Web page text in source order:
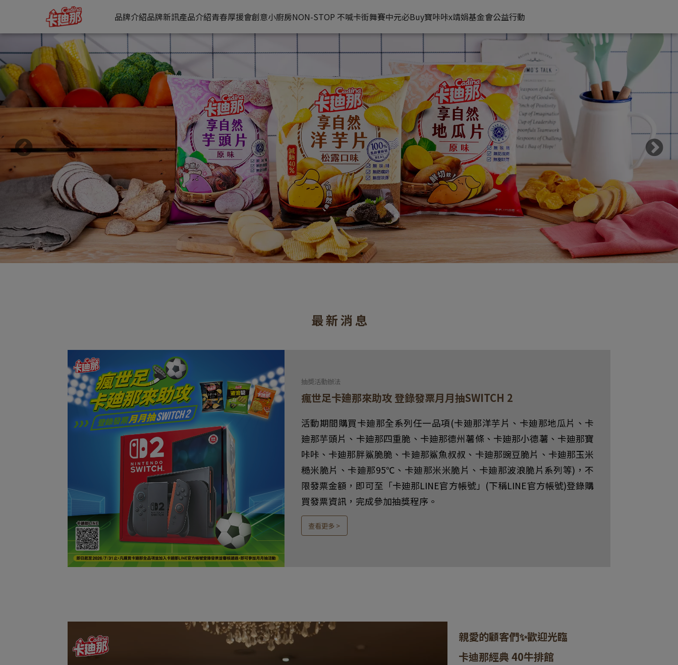
品牌介紹品牌新訊產品介紹青春厚援會創意小廚房NON-STOP 不喊卡街舞賽中元必Buy寶咔咔x靖娟基金會公益行動
最 新 消 息
抽奬活動辦法
瘋世足卡廸那來助攻 登錄發票月月抽SWITCH 2
活動期間購買卡廸那全系列任一品項(卡廸那洋芋片、卡廸那地瓜片、卡
廸那芋頭片、卡廸那四重脆、卡廸那德州薯條、卡廸那小德薯、卡廸那寶
咔咔、卡廸那胖鯊脆脆、卡廸那鯊魚叔叔、卡廸那豌豆脆片、卡廸那玉米
糙米脆片、卡廸那95℃、卡廸那米米脆片、卡廸那波浪脆片系列等)，不
限發票金額，即可至「卡廸那LINE官方帳號」(下稱LINE官方帳號)登錄購
買發票資訊，完成參加抽獎程序。
查看更多 >
親愛的顧客們✨​歡迎光臨
卡迪那經典 40牛排館